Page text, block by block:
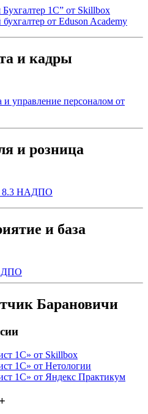
1С” от Skillbox
от Eduson Academy
и кадры
и управление персоналом от
и розница
8.3 НАДПО
и база
Барановичи
1С» от Skillbox
1С» от Нетологии
1С» от Яндекс Практикум